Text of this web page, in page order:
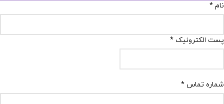
نام *
پست الکترونیک *
شماره تماس *